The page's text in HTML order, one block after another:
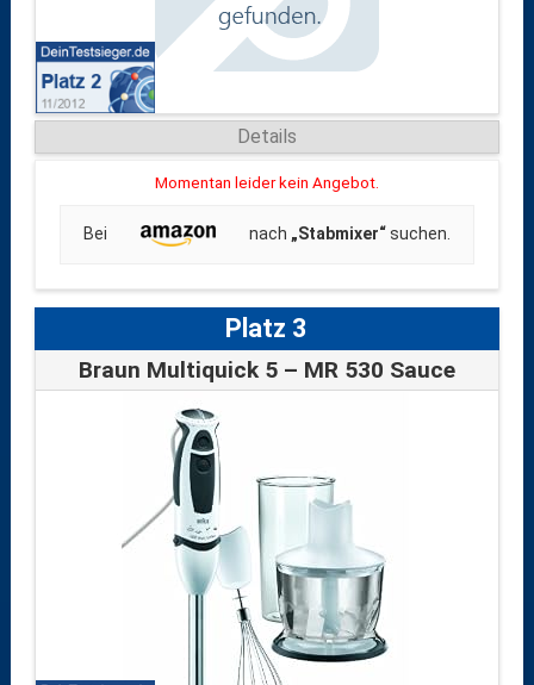
Details
Momentan leider kein Angebot.
Bei nach „Stabmixer“suchen.
Platz 3
Braun Multiquick 5 – MR 530 Sauce